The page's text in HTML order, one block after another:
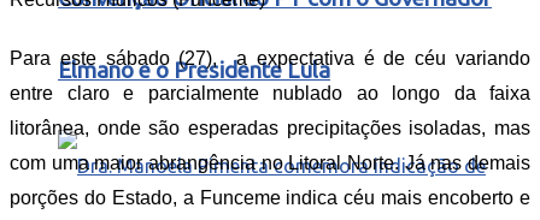
Elmano e o Presidente Lula
Para este sábado(27), a expectativa é de céu variando
entre claro e parcialmente nublado ao longo da faixa
litorânea, onde são esperadas precipitações isoladas, mas
com uma maior abrangência no Litoral Norte. Já nas demais
porções do Estado, a Funceme indica céu mais encoberto e